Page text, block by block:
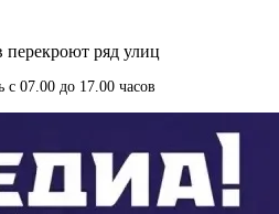
перекроют ряд улиц
с 07.00 до 17.00 часов